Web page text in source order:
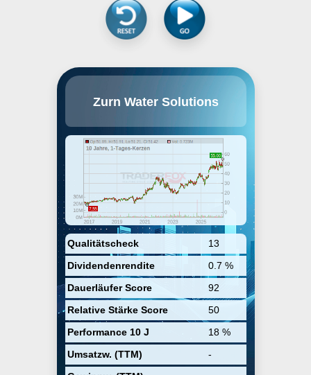
Zurn Water Solutions
Qualitätscheck
13
Dividendenrendite
0.7 %
Dauerläufer Score
92
Relative Stärke Score
50
Performance 10 J
18 %
Umsatzw. (TTM)
-
engages in the design,
sale of water solutions. It operates
through the following
geographical segments: United
States, Canada, and Rest of
World. The company was founded
on February 24, 1892 and is
headquartered in Milwaukee, WI.